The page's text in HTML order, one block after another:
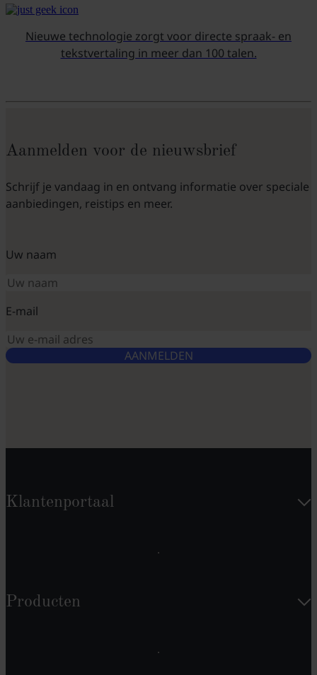
Nieuwe technologie zorgt voor directe spraak- en
tekstvertaling in meer dan 100 talen.
Aanmelden voor de nieuwsbrief
Schrijf je vandaag in en ontvang informatie over speciale
aanbiedingen, reistips en meer.
Uw naam
E-mail
AANMELDEN
Klantenportaal
Producten